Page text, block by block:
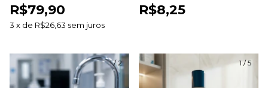
R$79,90
3 x de R$26,63 sem juros
R$8,25
1/2 1/5